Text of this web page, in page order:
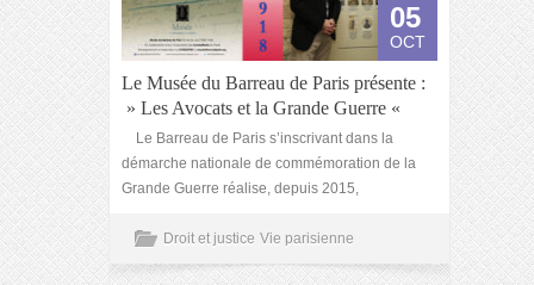
05
OCT
Le Musée du Barreau de Paris présente :
» Les Avocats et la Grande Guerre «
Le Barreau de Paris s’inscrivant dans la
démarche nationale de commémoration de la
Grande Guerre réalise, depuis 2015,
Droit et justice Vie parisienne